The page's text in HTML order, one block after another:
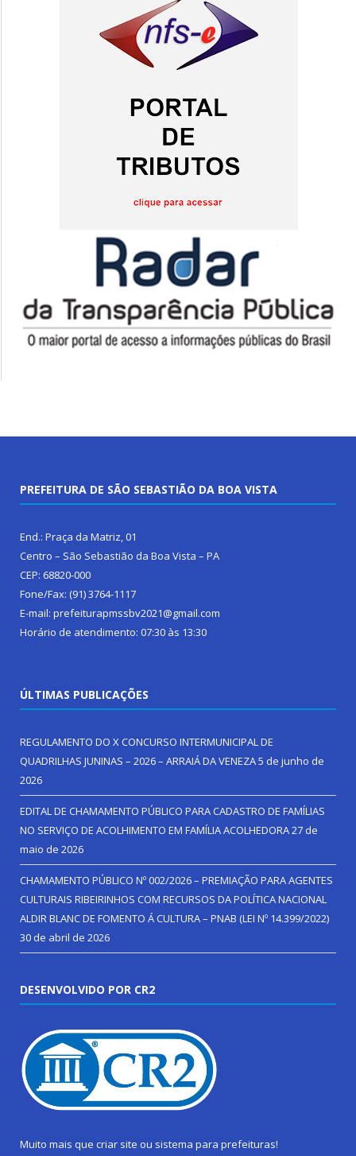
PREFEITURA DE SÃO SEBASTIÃO DA BOA VISTA
End.: Praça da Matriz, 01
Centro – São Sebastião da Boa Vista – PA
CEP: 68820-000
Fone/Fax: (91) 3764-1117
E-mail: prefeiturapmssbv2021@gmail.com
Horário de atendimento: 07:30 às 13:30
ÚLTIMAS PUBLICAÇÕES
REGULAMENTO DO X CONCURSO INTERMUNICIPAL DE
QUADRILHAS JUNINAS – 2026 – ARRAIÁ DA VENEZA5 de junho de
2026
EDITAL DE CHAMAMENTO PÚBLICO PARA CADASTRO DE FAMÍLIAS
NO SERVIÇO DE ACOLHIMENTO EM FAMÍLIA ACOLHEDORA27 de
maio de 2026
CHAMAMENTO PÚBLICO Nº 002/2026 – PREMIAÇÃO PARA AGENTES
CULTURAIS RIBEIRINHOS COM RECURSOS DA POLÍTICA NACIONAL
ALDIR BLANC DE FOMENTO Á CULTURA – PNAB (LEI Nº 14.399/2022)
30 de abril de 2026
DESENVOLVIDO POR CR2
Muito mais que criar site ou sistema para prefeituras!